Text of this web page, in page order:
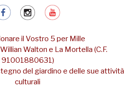
il Vostro 5 per Mille
Walton e La Mortella (C.F.
91001880631)
del giardino e delle sue attività
culturali